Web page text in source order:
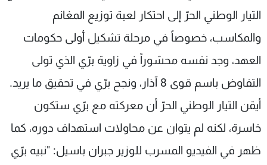
التيار الوطني الحرّ إلى احتكار لعبة توزيع المغانم
والمكاسب، خصوصاً في مرحلة تشكيل أولى حكومات
العهد، وجد نفسه محشوراً في زاوية برّي الذي تولى
التفاوض باسم قوى 8 آذار، ونجح برّي في تحقيق ما يريد.
أيقن التيار الوطني الحرّ أن معركته مع برّي ستكون
خاسرة، لكنه لم يتوان عن محاولات استهداف دوره، كما
ظهر في الفيديو المسرب للوزير جبران باسيل: "نبيه برّي